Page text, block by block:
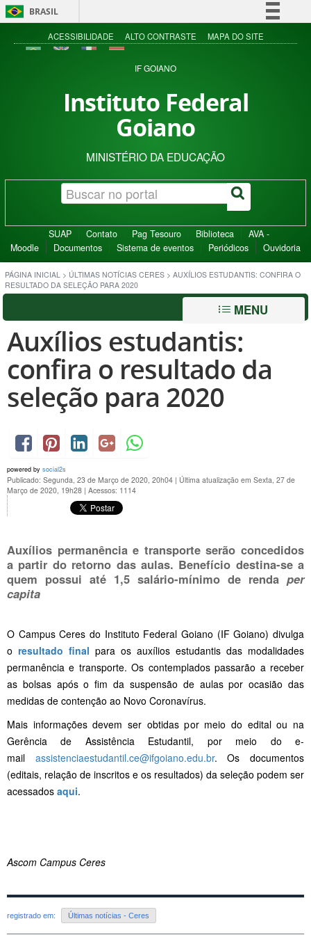
BRASIL
Simplifique!
Acesso à informação
ACESSIBILIDADE ALTO CONTRASTE MAPA DO SITE
IF GOIANO
Instituto Federal
Goiano
MINISTÉRIO DA EDUCAÇÃO
SUAP Contato Pag Tesouro Biblioteca
AVA -
Moodle
Documentos Sistema de eventos Periódicos Ouvidoria
PÁGINA INICIAL > ÚLTIMAS NOTÍCIAS CERES > AUXÍLIOS ESTUDANTIS: CONFIRA O
RESULTADO DA SELEÇÃO PARA 2020
MENU
Auxílios estudantis:
confira o resultado da
seleção para 2020
powered by social2s
Publicado: Segunda, 23 de Março de 2020, 20h04 | Última atualização em Sexta, 27 de
Março de 2020, 19h28 | Acessos: 1114
Auxílios permanência e transporte serão concedidos
a partir do retorno das aulas. Benefício destina-se a
quem possui até 1,5 salário-mínimo de renda per
capita
O Campus Ceres do Instituto Federal Goiano (IF Goiano) divulga
o resultado final para os auxílios estudantis das modalidades
permanência e transporte. Os contemplados passarão a receber
as bolsas após o fim da suspensão de aulas por ocasião das
medidas de contenção ao Novo Coronavírus.
Mais informações devem ser obtidas por meio do edital ou na
Gerência de Assistência Estudantil, por meio do e-
mail assistenciaestudantil.ce@ifgoiano.edu.br. Os documentos
(editais, relação de inscritos e os resultados) da seleção podem ser
acessados aqui.
Ascom Campus Ceres
registrado em: Últimas notícias - Ceres